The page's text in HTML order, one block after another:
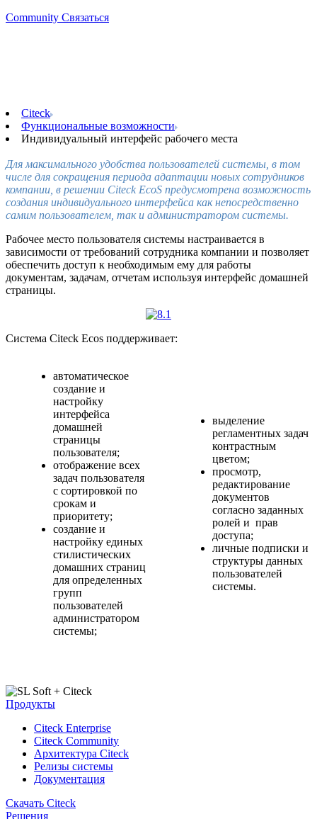
Community Связаться
Citeck
Функциональные возможности
Индивидуальный интерфейс рабочего места
Для максимального удобства пользователей системы, в том
числе для сокращения периода адаптации новых сотрудников
компании, в решении Citeck EcoS предусмотрена возможность
создания индивидуального интерфейса как непосредственно
самим пользователем, так и администратором системы.
Рабочее место пользователя системы настраивается в
зависимости от требований сотрудника компании и позволяет
обеспечить доступ к необходимым ему для работы
документам, задачам, отчетам используя интерфейс домашней
страницы.
Система Citeck Ecos поддерживает:
автоматическое
создание и
настройку
интерфейса
домашней
страницы
пользователя;
отображение всех
задач пользователя
с сортировкой по
срокам и
приоритету;
создание и
настройку единых
стилистических
домашних страниц
для определенных
групп
пользователей
администратором
системы;
выделение
регламентных задач
контрастным
цветом;
просмотр,
редактирование
документов
согласно заданных
ролей и прав
доступа;
личные подписки и
структуры данных
пользователей
системы.
Продукты
Citeck Enterprise
Citeck Community
Архитектура Citeck
Релизы системы
Документация
Скачать Citeck
Решения